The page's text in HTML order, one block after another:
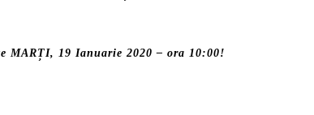
MARȚI, 19 Ianuarie 2020 – ora 10:00!